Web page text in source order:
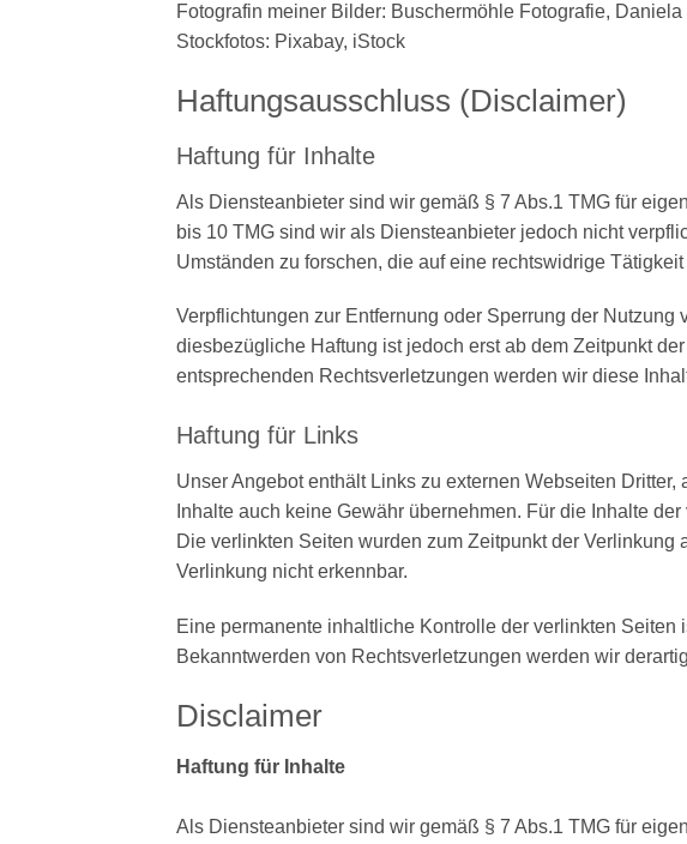
Fotografin meiner Bilder: Buschermöhle Fotografie,
Stockfotos: Pixabay, iStock
Haftungsausschluss (Disclaimer)
Haftung für Inhalte
Als Diensteanbieter sind wir gemäß § 7 Abs.1 TMG für
bis 10 TMG sind wir als Diensteanbieter jedoch nicht
Umständen zu forschen, die auf eine rechtswidrige
Verpflichtungen zur Entfernung oder Sperrung der
diesbezügliche Haftung ist jedoch erst ab dem Zeitpunkt
entsprechenden Rechtsverletzungen werden wir diese
Haftung für Links
Unser Angebot enthält Links zu externen Webseiten
Inhalte auch keine Gewähr übernehmen. Für die Inhalte
Die verlinkten Seiten wurden zum Zeitpunkt der
Verlinkung nicht erkennbar.
Eine permanente inhaltliche Kontrolle der verlinkten
Bekanntwerden von Rechtsverletzungen werden wir
Disclaimer
Haftung für Inhalte
Als Diensteanbieter sind wir gemäß § 7 Abs.1 TMG für